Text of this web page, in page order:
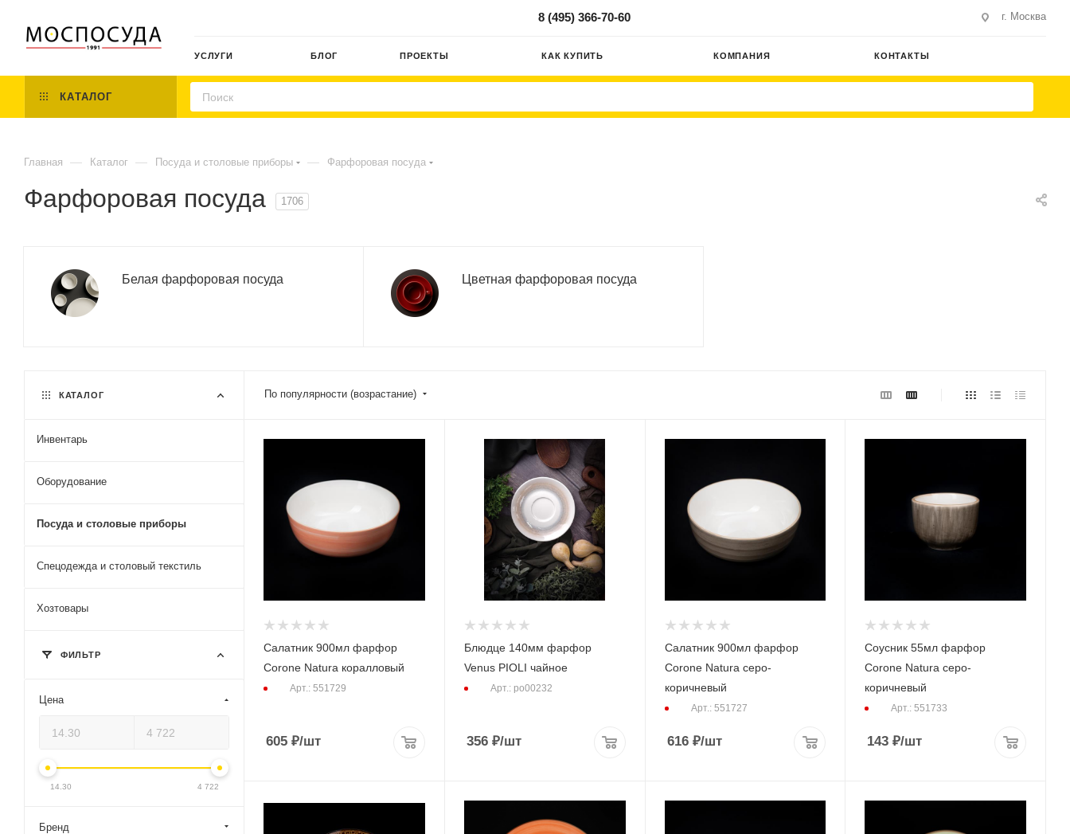
8 (495) 366-70-60 г. Москва
УСЛУГИ БЛОГ ПРОЕКТЫ КАК КУПИТЬ КОМПАНИЯ КОНТАКТЫ
КАТАЛОГ
Главная — Каталог — Посуда и столовые приборы — Фарфоровая посуда
Фарфоровая посуда 1706
Белая фарфоровая посуда Цветная фарфоровая посуда
По популярности (возрастание)
Салатник 900мл фарфор
Corone Natura коралловый
Арт.: 551729
605 ₽/шт
Блюдце 140мм фарфор
Venus PIOLI чайное
Арт.: po00232
356₽/шт
Салатник 900мл фарфор
Corone Natura серо-
коричневый
Арт.: 551727
616₽/шт
Соусник 55мл фарфор
Corone Natura серо-
коричневый
Арт.: 551733
143 ₽/шт
КАТАЛОГ
Инвентарь
Оборудование
Посуда и столовые приборы
Спецодежда и столовый текстиль
Хозтовары
ФИЛЬТР
Цена
14.30 4 722
Бренд